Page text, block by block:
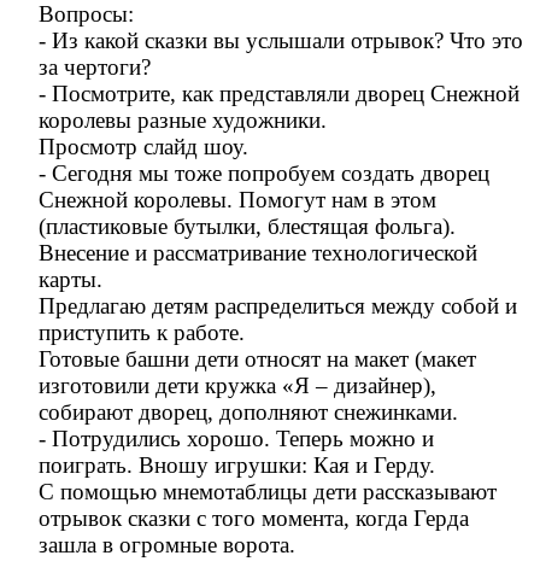
Вопросы:
- Из какой сказки вы услышали отрывок? Что это
за чертоги?
- Посмотрите, как представляли дворец Снежной
королевы разные художники.
Просмотр слайд шоу.
- Сегодня мы тоже попробуем создать дворец
Снежной королевы. Помогут нам в этом
(пластиковые бутылки, блестящая фольга).
Внесение и рассматривание технологической
карты.
Предлагаю детям распределиться между собой и
приступить к работе.
Готовые башни дети относят на макет (макет
изготовили дети кружка «Я – дизайнер),
собирают дворец, дополняют снежинками.
- Потрудились хорошо. Теперь можно и
поиграть. Вношу игрушки: Кая и Герду.
С помощью мнемотаблицы дети рассказывают
отрывок сказки с того момента, когда Герда
зашла в огромные ворота.